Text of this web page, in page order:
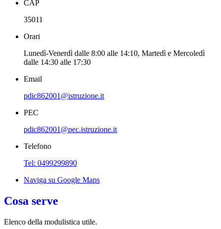
CAP
35011
Orari
Lunedì-Venerdì dalle 8:00 alle 14:10, Martedì e Mercoledì
dalle 14:30 alle 17:30
Email
pdic862001@istruzione.it
PEC
pdic862001@pec.istruzione.it
Telefono
Tel: 0499299890
Naviga su Google Maps
Cosa serve
Elenco della modulistica utile.